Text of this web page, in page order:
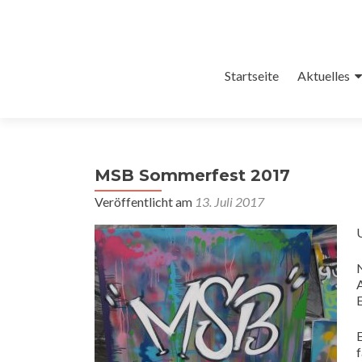
Startseite Aktuelles
MSB Sommerfest 2017
Veröffentlicht am 13. Juli 2017